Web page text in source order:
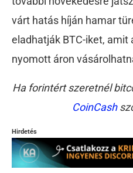
várt hatás híján hamar
eladhatják BTC-iket, amit
nyomott áron
Ha forintért szeretnél
CoinCash
Hirdetés